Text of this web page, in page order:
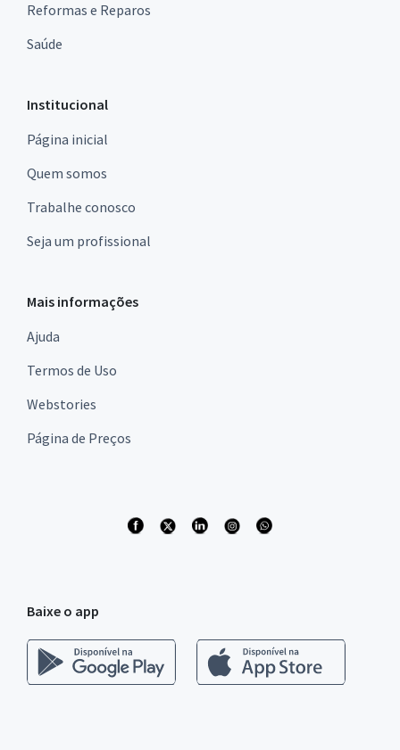
Reformas e Reparos
Saúde
Institucional
Página inicial
Quem somos
Trabalhe conosco
Seja um profissional
Mais informações
Ajuda
Termos de Uso
Webstories
Página de Preços
Baixe o app